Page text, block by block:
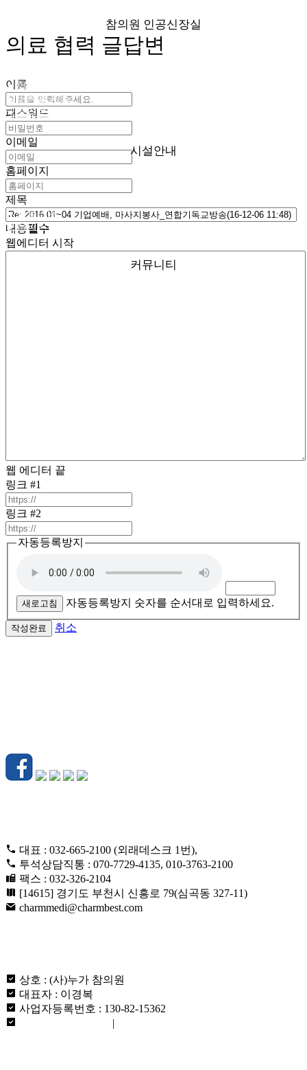
참의원 인공신장실
● 혈액투석
● 버튼홀 시술
● 둘러보기
시설안내
● 층별안내
● 참의원 둘러보기
커뮤니티
의료 협력 글답변
이름
패스워드
이메일
홈페이지
제목
내용필수
웹에디터 시작
웹 에디터 끝
링크 #1
링크 #2
자동등록방지
새로고침 자동등록방지 숫자를 순서대로 입력하세요.
작성완료 취소
대표 : 032-665-2100 (외래데스크 1번),
투석상담직통 : 070-7729-4135, 010-3763-2100
팩스 : 032-326-2104
[14615] 경기도 부천시 신흥로 79(심곡동 327-11)
charmmedi@charmbest.com
상호 : (사)누가 참의원
대표자 : 이경복
사업자등록번호 : 130-82-15362
|